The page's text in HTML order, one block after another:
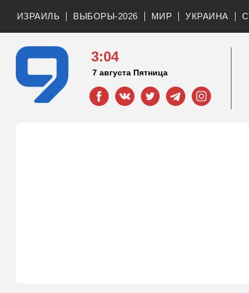
ИЗРАИЛЬ ВЫБОРЫ-2026 МИР УКРАИНА
3:04
7 августа Пятница